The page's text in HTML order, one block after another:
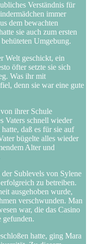
Verständnis für
immer
dem bewachten
sie auch zum ersten
Umgebung.
Welt geschickt, ein
öfter setzte sie sich
Was ihr mit
denn sie war eine gute
ihrer Schule
Vaters schnell wieder
daß es für sie auf
bügelte alles wieder
Alter und
Sublevels von Sylene
zu betreiben.
ausgehoben wurde,
verschwunden. Man
war, die das Casino
gefunden.
hatte, ging Mara